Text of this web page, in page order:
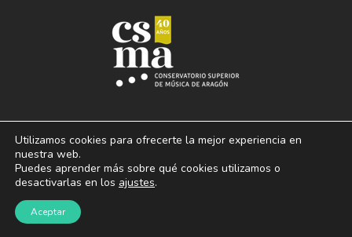
© 2013 – 2026. Conservatorio Superior de Música de Aragón. Vía Hispanidad, n.º
Utilizamos cookies para ofrecerte la mejor experiencia en
nuestra web.
Puedes aprender más sobre qué cookies utilizamos o
desactivarlas en los ajustes.
Aceptar